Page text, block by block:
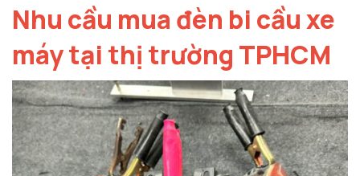
Nhu cầu mua đèn bi cầu xe
máy tại thị trường TPHCM